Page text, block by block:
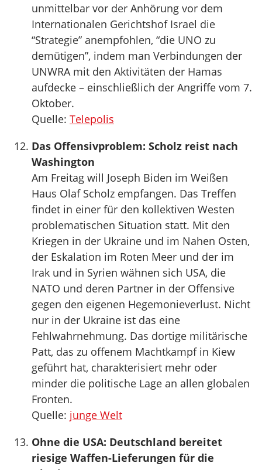
unmittelbar vor der Anhörung vor dem
Internationalen Gerichtshof Israel die
“Strategie” anempfohlen, “die UNO zu
demütigen”, indem man Verbindungen der
UNWRA mit den Aktivitäten der Hamas
aufdecke – einschließlich der Angriffe vom 7.
Oktober.
Quelle: Telepolis
Das Offensivproblem: Scholz reist nach
Washington
Am Freitag will Joseph Biden im Weißen
Haus Olaf Scholz empfangen. Das Treffen
findet in einer für den kollektiven Westen
problematischen Situation statt. Mit den
Kriegen in der Ukraine und im Nahen Osten,
der Eskalation im Roten Meer und der im
Irak und in Syrien wähnen sich USA, die
NATO und deren Partner in der Offensive
gegen den eigenen Hegemonieverlust. Nicht
nur in der Ukraine ist das eine
Fehlwahrnehmung. Das dortige militärische
Patt, das zu offenem Machtkampf in Kiew
geführt hat, charakterisiert mehr oder
minder die politische Lage an allen globalen
Fronten.
Quelle: junge Welt
Ohne die USA: Deutschland bereitet
riesige Waffen-Lieferungen für die